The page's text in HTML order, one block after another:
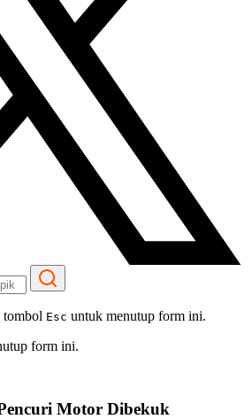
tombol Esc untuk menutup form ini.
form ini.
Motor Dibekuk